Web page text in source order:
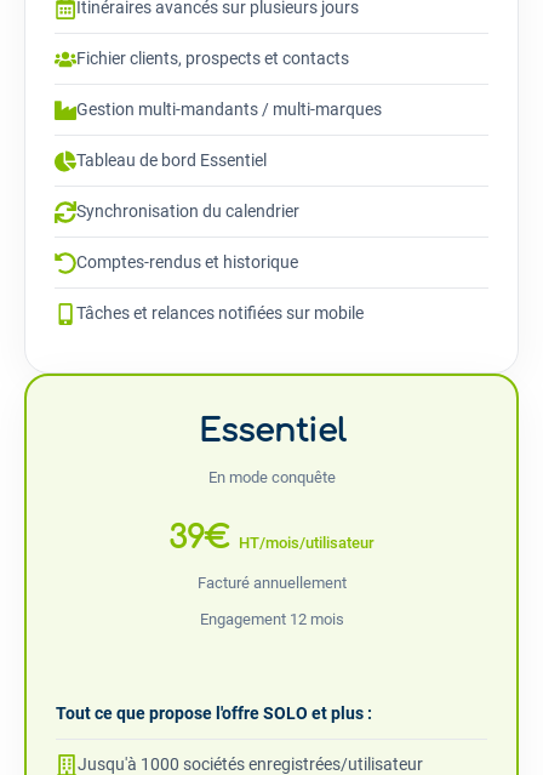
Itinéraires avancés sur plusieurs jours
Fichier clients, prospects et contacts
Gestion multi-mandants / multi-marques
Tableau de bord Essentiel
Synchronisation du calendrier
Comptes-rendus et historique
Tâches et relances notifiées sur mobile
Essentiel
En mode conquête
39€ HT/mois/utilisateur
Facturé annuellement
Engagement 12 mois
Tout ce que propose l'offre SOLO et plus :
Jusqu'à 1000 sociétés enregistrées/utilisateur